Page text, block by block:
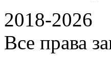
2018-2026
Все права